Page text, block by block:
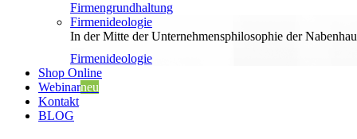
Firmengrundhaltung
Firmenideologie
In der Mitte der Unternehmensphilosophie der
Firmenideologie
Shop Online
Webinarneu
Kontakt
BLOG